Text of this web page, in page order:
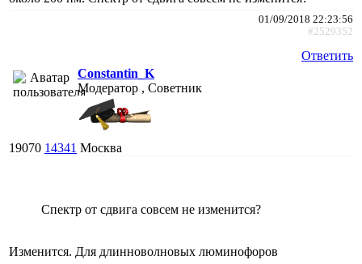
01/09/2018 22:23:56
#2529352
Ответить
Constantin_K
Модератор , Советник
19070 14341 Москва
Спектр от сдвига совсем не изменится?
Изменится. Для длинноволновых люминофоров